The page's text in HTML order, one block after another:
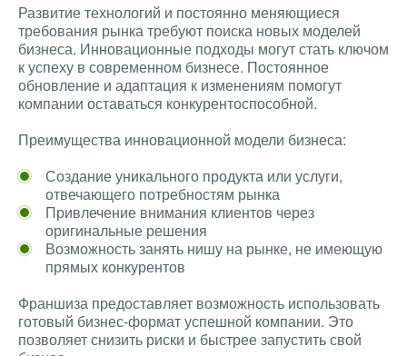
Развитие технологий и постоянно меняющиеся
требования рынка требуют поиска новых моделей
бизнеса. Инновационные подходы могут стать ключом
к успеху в современном бизнесе. Постоянное
обновление и адаптация к изменениям помогут
компании оставаться конкурентоспособной.
Преимущества инновационной модели бизнеса:
Создание уникального продукта или услуги,
отвечающего потребностям рынка
Привлечение внимания клиентов через
оригинальные решения
Возможность занять нишу на рынке, не имеющую
прямых конкурентов
Франшиза предоставляет возможность использовать
готовый бизнес-формат успешной компании. Это
позволяет снизить риски и быстрее запустить свой